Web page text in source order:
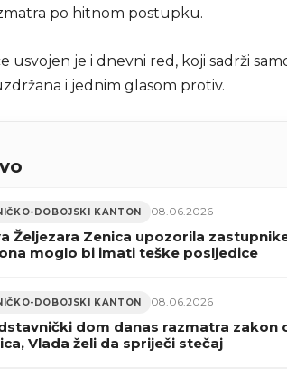
po hitnom postupku.
usvojen je i dnevni red, koji sadrži
i jednim glasom protiv.
DOBOJSKI KANTON 08.06.2026
Željezara Zenica upozorila
moglo bi imati teške posljedice
DOBOJSKI KANTON 08.06.2026
dom danas razmatra zakon
Vlada želi da spriječi stečaj